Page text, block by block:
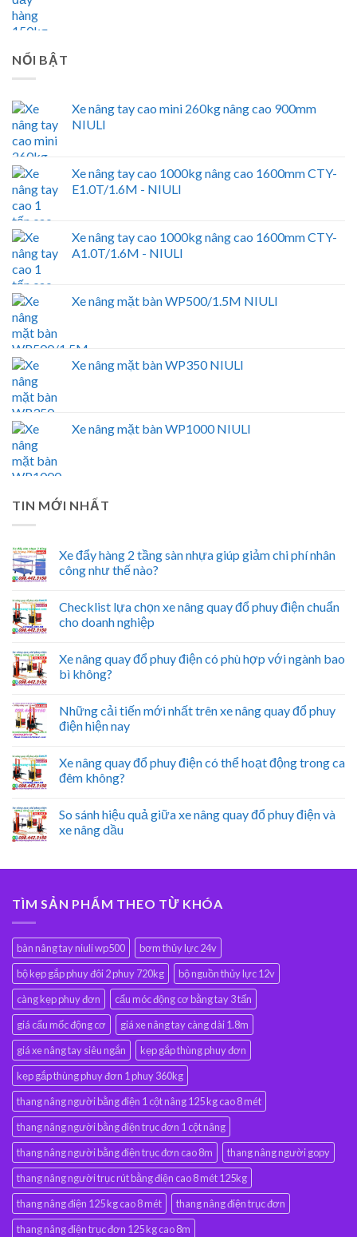
NỔI BẬT
Xe nâng tay cao mini 260kg nâng cao 900mm
NIULI
Xe nâng tay cao 1000kg nâng cao 1600mm CTY-
E1.0T/1.6M - NIULI
Xe nâng tay cao 1000kg nâng cao 1600mm CTY-
A1.0T/1.6M - NIULI
Xe nâng mặt bàn WP500/1.5M NIULI
Xe nâng mặt bàn WP350 NIULI
Xe nâng mặt bàn WP1000 NIULI
TIN MỚI NHẤT
Xe đẩy hàng 2 tầng sàn nhựa giúp giảm chi phí nhân
công như thế nào?
Checklist lựa chọn xe nâng quay đổ phuy điện chuẩn
cho doanh nghiệp
Xe nâng quay đổ phuy điện có phù hợp với ngành bao
bì không?
Những cải tiến mới nhất trên xe nâng quay đổ phuy
điện hiện nay
Xe nâng quay đổ phuy điện có thể hoạt động trong ca
đêm không?
So sánh hiệu quả giữa xe nâng quay đổ phuy điện và
xe nâng dầu
TÌM SẢN PHẨM THEO TỪ KHÓA
bàn nâng tay niuli wp500
bơm thủy lực 24v
bộ kẹp gắp phuy đôi 2 phuy 720kg
bộ nguồn thủy lực 12v
càng kẹp phuy đơn
cẩu móc động cơ bằng tay 3 tấn
giá cẩu mốc động cơ
giá xe nâng tay càng dài 1.8m
giá xe nâng tay siêu ngắn
kẹp gắp thùng phuy đơn
kẹp gắp thùng phuy đơn 1 phuy 360kg
thang nâng người bằng điện 1 cột nâng 125 kg cao 8 mét
thang nâng người bằng điện trục đơn 1 cột nâng
thang nâng người bằng điện trục đơn cao 8m
thang nâng người gopy
thang nâng người trục rút bằng điện cao 8 mét 125kg
thang nâng điện 125 kg cao 8 mét
thang nâng điện trục đơn
thang nâng điện trục đơn 125 kg cao 8m